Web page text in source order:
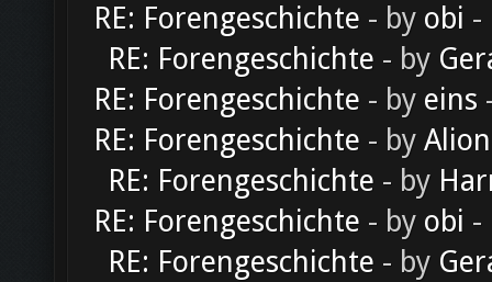
RE: Forengeschichte - by obi -
RE: Forengeschichte - by
RE: Forengeschichte - by eins
RE: Forengeschichte - by Alion
RE: Forengeschichte - by
RE: Forengeschichte - by obi -
RE: Forengeschichte - by